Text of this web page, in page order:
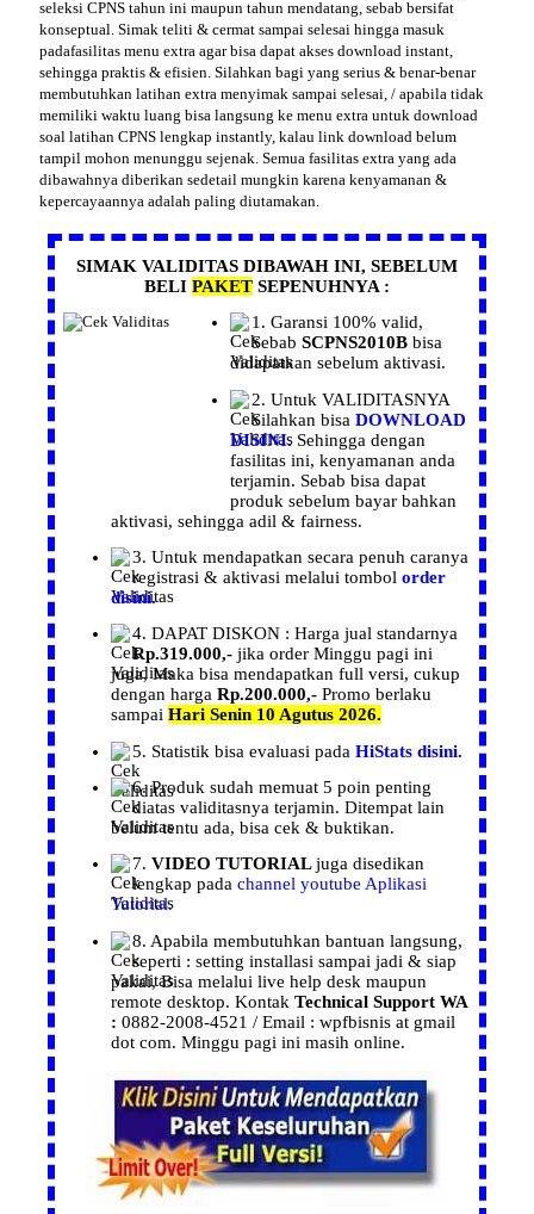
seleksi CPNS tahun ini maupun tahun mendatang, sebab bersifat
konseptual. Simak teliti & cermat sampai selesai hingga masuk
padafasilitas menu extra agar bisa dapat akses download instant,
sehingga praktis & efisien. Silahkan bagi yang serius & benar-benar
membutuhkan latihan extra menyimak sampai selesai, / apabila tidak
memiliki waktu luang bisa langsung ke menu extra untuk download
soal latihan CPNS lengkap instantly, kalau link download belum
tampil mohon menunggu sejenak. Semua fasilitas extra yang ada
dibawahnya diberikan sedetail mungkin karena kenyamanan &
kepercayaannya adalah paling diutamakan.
SIMAK VALIDITAS DIBAWAH INI, SEBELUM
BELI PAKET SEPENUHNYA :
1.Garansi 100% valid,
SebabSCPNS2010B bisa
didapatkan sebelum aktivasi.
2. UntukVALIDITASNYA
Silahkan bisaDOWNLOAD
DISINI.Sehingga dengan
fasilitas ini, kenyamanan anda
terjamin. Sebab bisa dapat
produk sebelum bayar bahkan
aktivasi, sehingga adil & fairness.
3. Untuk mendapatkan secara penuh caranya
registrasi & aktivasi melalui tombolorder
disini.
4. DAPATDISKON : Hargajual standarnya
Rp.319.000,- jika orderMinggu pagi ini
juga, Maka bisa mendapatkanfull versi, cukup
dengan hargaRp.200.000,- Promo berlaku
sampaiHari Senin 10 Agutus 2026.
5. Statistik bisa evaluasi padaHiStats disini.
6.Produk sudah memuat 5 poin penting
diatas validitasnya terjamin. Ditempat lain
belum tentu ada, bisa cek & buktikan.
7.VIDEO TUTORIALjuga disedikan
lengkap padachannel youtube Aplikasi
Tutorial.
8. Apabila membutuhkan bantuan langsung,
seperti : setting installasisampai jadi & siap
pakai, Bisa melalui live help desk maupun
remote desktop.Kontak Technical Support WA
: 0882-2008-4521 / Email : wpfbisnis at gmail
dot com.Minggu pagi ini masih online.